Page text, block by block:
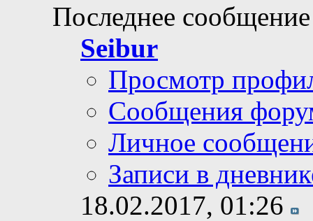
Последнее
Seibur
Просмотр
Сообщения
Личное
Записи в
18.02.2017, 01:26